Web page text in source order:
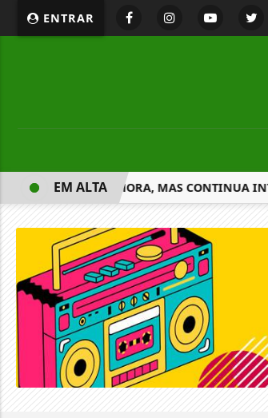
ENTRAR
APRESENTA MELHORA, MAS CONTINUA
EM ALTA